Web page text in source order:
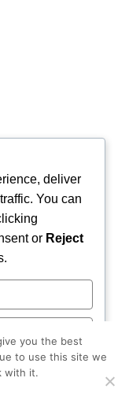
deliver
You can
or Reject
you the best
to use this site we
with it.